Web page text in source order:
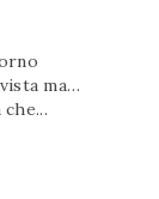
ma…